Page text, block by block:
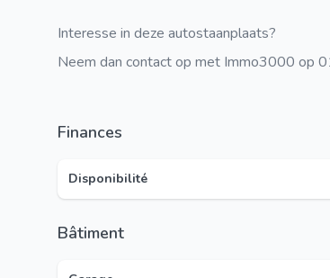
Interesse in deze autostaanplaats?
Neem dan contact op met Immo3000 op
Finances
Disponibilité
Bâtiment